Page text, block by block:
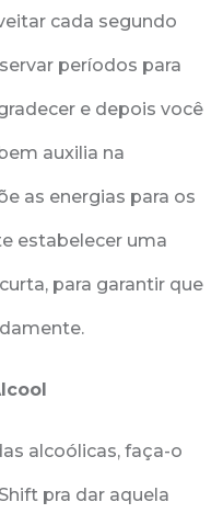
cada segundo
períodos para
e depois você
auxilia na
as energias para os
estabelecer uma
para garantir que
alcoólicas, faça-o
pra dar aquela